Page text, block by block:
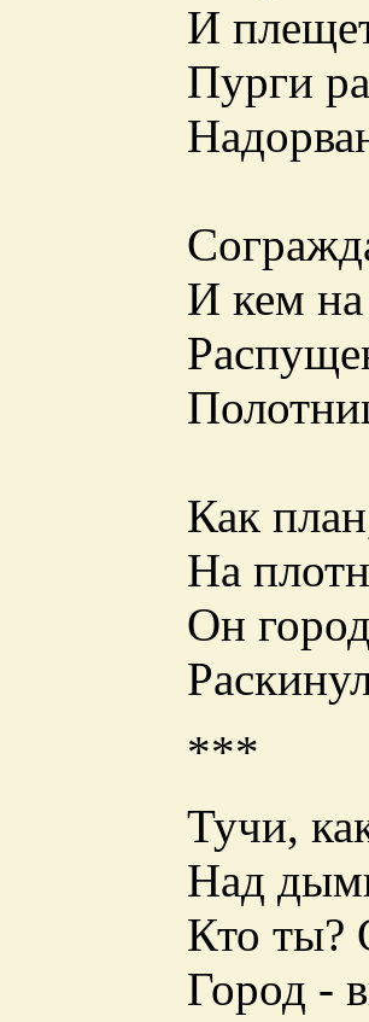
И
Пурги
И кем на
Как
На
Он
***
Тучи,
Над
Кто ты?
Город -